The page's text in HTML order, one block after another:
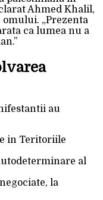
Ahmed Khalil,
„Prezenta
ca lumea nu a
au
in Teritoriile
al
la